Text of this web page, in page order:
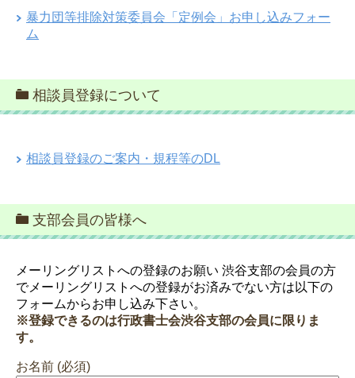
暴力団等排除対策委員会「定例会」お申し込みフォー
ム
相談員登録について
相談員登録のご案内・規程等のDL
支部会員の皆様へ
メーリングリストへの登録のお願い 渋谷支部の会員の方
でメーリングリストへの登録がお済みでない方は以下の
フォームからお申し込み下さい。
※登録できるのは行政書士会渋谷支部の会員に限りま
す。
お名前 (必須)